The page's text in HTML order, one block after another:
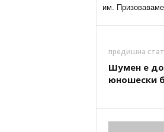
им. Призоваваме
предишна
Шумен е
юношески